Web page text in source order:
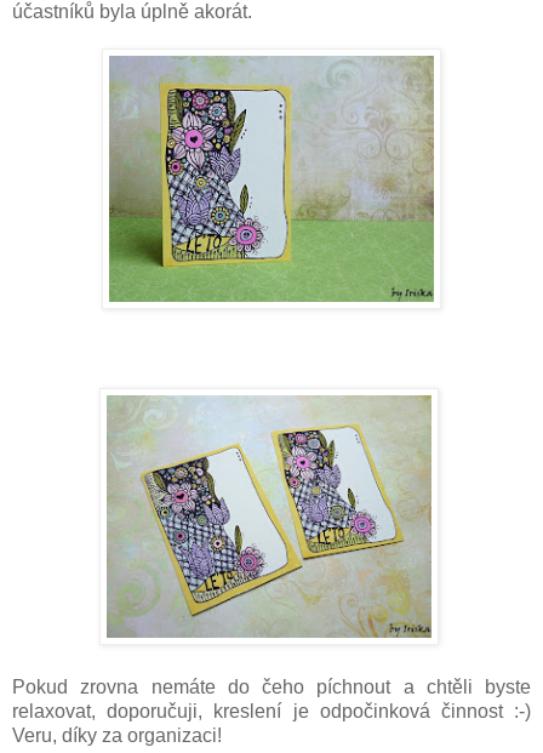
účastníků byla úplně akorát.
Pokud zrovna nemáte do čeho píchnout a chtěli byste
relaxovat, doporučuji, kreslení je odpočinková činnost :-)
Veru, díky za organizaci!